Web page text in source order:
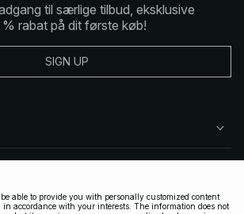
til særlige tilbud, eksklusive
rabat på dit første køb!
SIGN UP